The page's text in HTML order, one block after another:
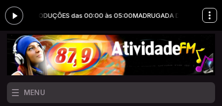
ERRY PRODUÇÕES das 00:00 às 05:00MADRUGADA DA ATIVIDADE
MENU